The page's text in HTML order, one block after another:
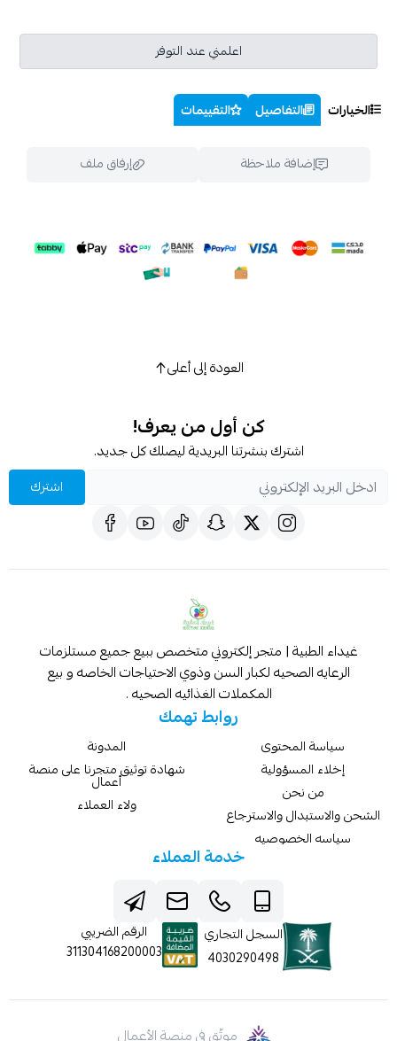
اعلمني عند التوفر
الخيارات التفاصيل التقييمات
إضافة ملاحظة إرفاق ملف
اسحب و افلت الملف هنا
العودة إلى أعلى
كن أول من يعرف!
اشترك بنشرتنا البريدية ليصلك كل جديد.
اشترك
غيداء الطبية | متجر إلكتروني متخصص ببيع جميع مستلزمات
الرعايه الصحيه لكبار السن وذوي الاحتياجات الخاصه و بيع
المكملات الغذائيه الصحيه .
روابط تهمك
سياسة المحتوى
إخلاء المسؤولية
من نحن
الشحن والاستبدال والاسترجاع
سياسه الخصوصيه
المدونة
شهادة توثيق متجرنا على منصة
أعمال
ولاء العملاء
خدمة العملاء
السجل التجاري
4030290498
الرقم الضريبي
311304168200003
موثّق في منصة الأعمال